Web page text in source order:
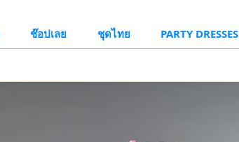
ช๊อปเลย ชุด​ไทย​ PARTY DRESSES